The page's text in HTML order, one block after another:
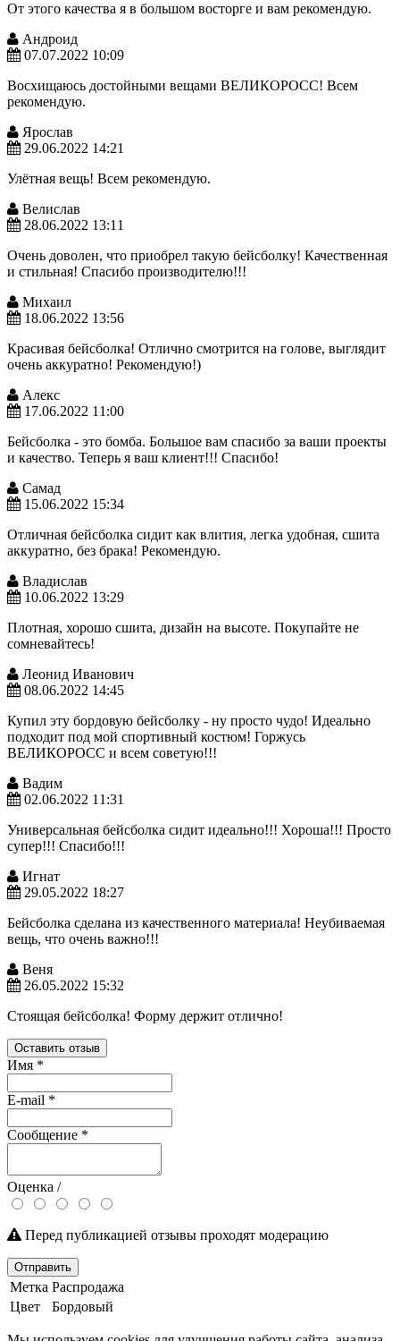
От этого качества я в большом восторге и вам рекомендую.
Андроид
07.07.2022 10:09
Восхищаюсь достойными вещами ВЕЛИКОРОСС! Всем
рекомендую.
Ярослав
29.06.2022 14:21
Улётная вещь! Всем рекомендую.
Велислав
28.06.2022 13:11
Очень доволен, что приобрел такую бейсболку! Качественная
и стильная! Спасибо производителю!!!
Михаил
18.06.2022 13:56
Красивая бейсболка! Отлично смотрится на голове, выглядит
очень аккуратно! Рекомендую!)
Алекс
17.06.2022 11:00
Бейсболка - это бомба. Большое вам спасибо за ваши проекты
и качество. Теперь я ваш клиент!!! Спасибо!
Самад
15.06.2022 15:34
Отличная бейсболка сидит как влития, легка удобная, сшита
аккуратно, без брака! Рекомендую.
Владислав
10.06.2022 13:29
Плотная, хорошо сшита, дизайн на высоте. Покупайте не
сомневайтесь!
Леонид Иванович
08.06.2022 14:45
Купил эту бордовую бейсболку - ну просто чудо! Идеально
подходит под мой спортивный костюм! Горжусь
ВЕЛИКОРОСС и всем советую!!!
Вадим
02.06.2022 11:31
Универсальная бейсболка сидит идеально!!! Хороша!!! Просто
супер!!! Спасибо!!!
Игнат
29.05.2022 18:27
Бейсболка сделана из качественного материала! Неубиваемая
вещь, что очень важно!!!
Веня
26.05.2022 15:32
Стоящая бейсболка! Форму держит отлично!
Оставить отзыв
Имя *
E-mail *
Сообщение *
Оценка /
Перед публикацией отзывы проходят модерацию
Отправить
Метка Распродажа
Цвет
Бордовый